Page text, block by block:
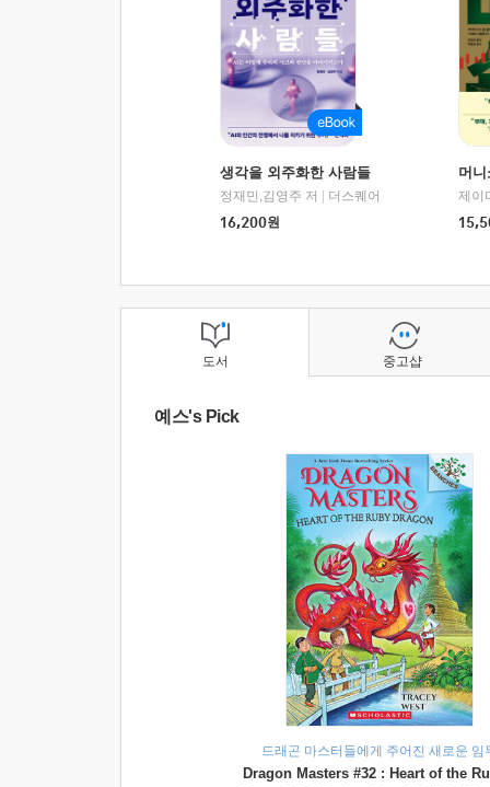
생각을 외주화한 사람들
정재민,김영주 저
더스퀘어
16,200원
머
도서
예스's Pick
드래곤 마스터들에게 주어진 새로운 임
중고샵